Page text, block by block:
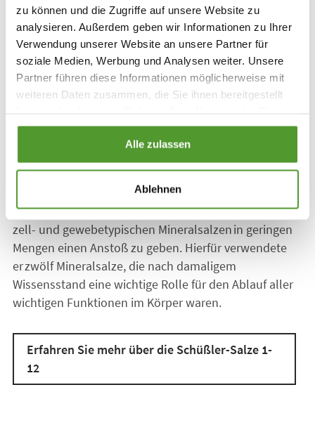
zu können und die Zugriffe auf unsere Website zu
analysieren. Außerdem geben wir Informationen zu Ihrer
Verwendung unserer Website an unsere Partner für
soziale Medien, Werbung und Analysen weiter. Unsere
Partner führen diese Informationen möglicherweise mit
weiteren Daten zusammen, die Sie ihnen bereitgestellt
gesammelt haben.
Alle zulassen
Ablehnen
Die Schüßler-Salze Nr. 1 - 12
Schüßler identifizierte die in den Zellen und Geweben
Dr. Schüßlers Therapieansatz bestand darin, Zellen
mit gestörtem Mineralstoffwechsel durch die Gabe von
zell- und gewebetypischen Mineralsalzen in geringen
Mengen einen Anstoß zu geben. Hierfür verwendete
er zwölf Mineralsalze, die nach damaligem
Wissensstand eine wichtige Rolle für den Ablauf aller
wichtigen Funktionen im Körper waren.
Erfahren Sie mehr über die Schüßler-Salze 1-
12